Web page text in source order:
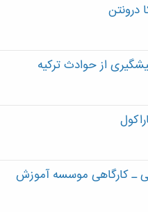
درونتن
از حوادث ترکیه
ـ کارگاهی موسسه آموزش